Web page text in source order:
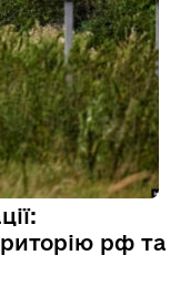
рф та